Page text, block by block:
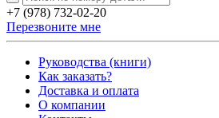
+7 (978) 732-02-20
Перезвоните мне
Руководства (книги)
Как заказать?
Доставка и оплата
О компании